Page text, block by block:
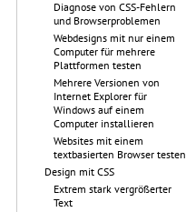
Diagnose von CSS-Fehlern
und Browserproblemen
Webdesigns mit nur einem
Computer für mehrere
Plattformen testen
Mehrere Versionen von
Internet Explorer für
Windows auf einem
Computer installieren
Websites mit einem
textbasierten Browser testen
Design mit CSS
Extrem stark vergrößerter
Text